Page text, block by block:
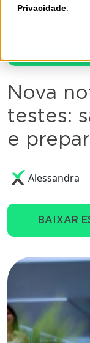
Privacidade
testes: saiba o
Emissor de
Nova
testes:
e
Alessandra
BAIXAR